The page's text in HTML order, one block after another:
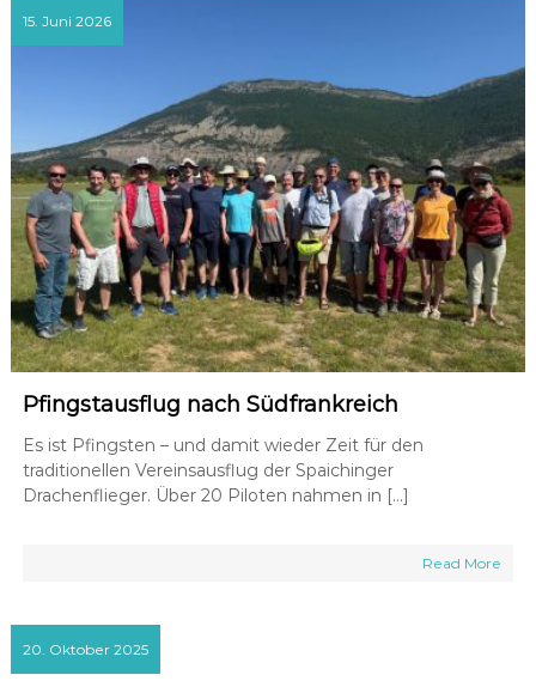
15. Juni 2026
Pfingstausflug nach Südfrankreich
Es ist Pfingsten – und damit wieder Zeit für den
traditionellen Vereinsausflug der Spaichinger
Drachenflieger. Über 20 Piloten nahmen in […]
Read More
20. Oktober 2025